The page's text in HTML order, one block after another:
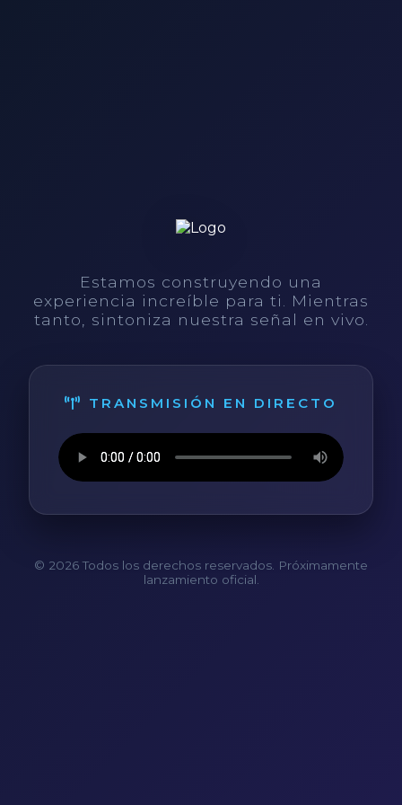
Estamos construyendo una
experiencia increíble para ti. Mientras
tanto, sintoniza nuestra señal en vivo.
TRANSMISIÓN EN DIRECTO
© 2026 Todos los derechos reservados. Próximamente
lanzamiento oficial.